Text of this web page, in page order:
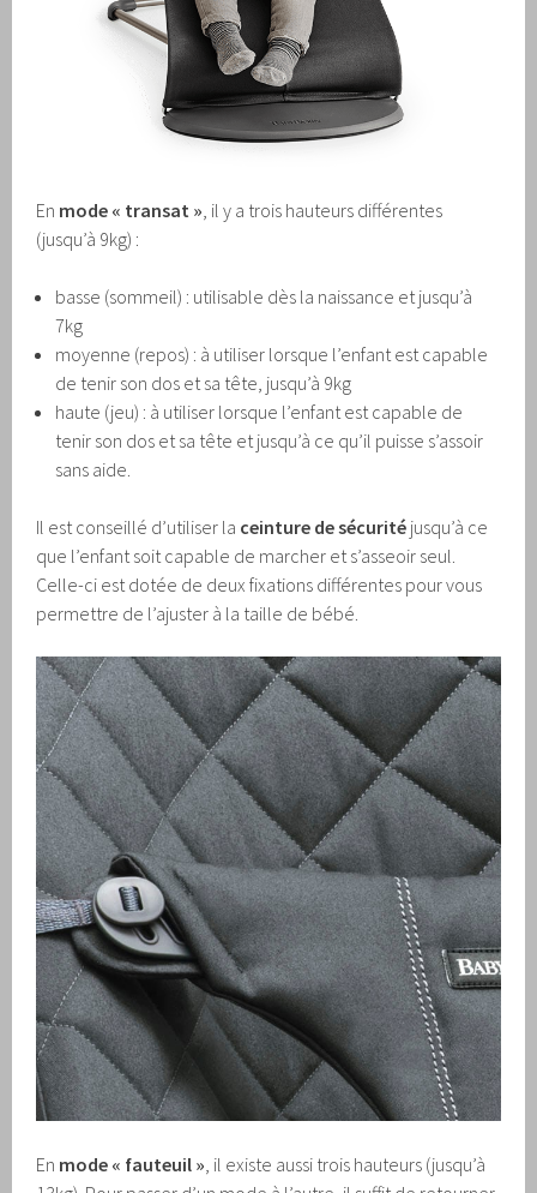
En mode « transat » , il y a trois hauteurs différentes
(jusqu’à 9kg) :
basse (sommeil) : utilisable dès la naissance et jusqu’à
7kg
moyenne (repos) : à utiliser lorsque l’enfant est capable
de tenir son dos et sa tête, jusqu’à 9kg
haute (jeu) : à utiliser lorsque l’enfant est capable de
tenir son dos et sa tête et jusqu’à ce qu’il puisse s’assoir
sans aide.
Il est conseillé d’utiliser la ceinture de sécurité jusqu’à ce
que l’enfant soit capable de marcher et s’asseoir seul.
Celle-ci est dotée de deux fixations différentes pour vous
permettre de l’ajuster à la taille de bébé.
En mode « fauteuil » , il existe aussi trois hauteurs (jusqu’à